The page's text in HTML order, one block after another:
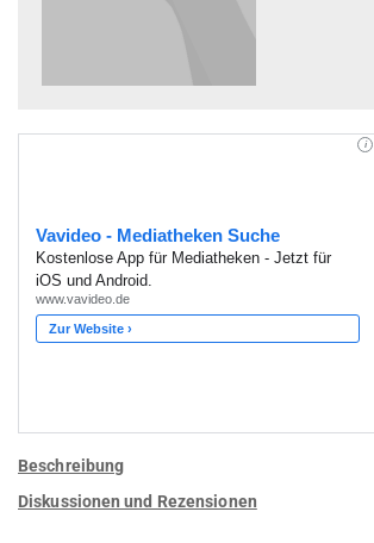
Beschreibung
Diskussionen und Rezensionen